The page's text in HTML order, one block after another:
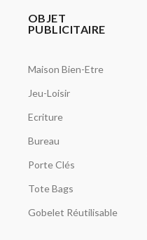
OBJET
PUBLICITAIRE
Maison Bien-Etre
Jeu-Loisir
Ecriture
Bureau
Porte Clés
Tote Bags
Gobelet Réutilisable